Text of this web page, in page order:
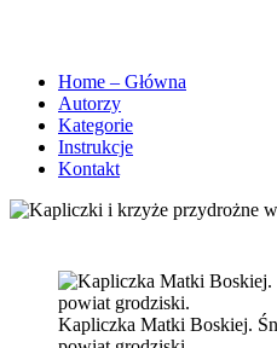
Home – Główna
Autorzy
Kategorie
Instrukcje
Kontakt
Kapliczka Matki Boskiej.